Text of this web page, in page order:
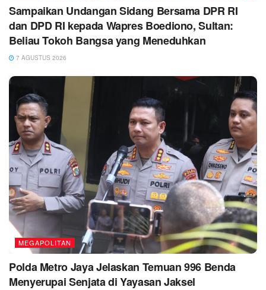
Sampaikan Undangan Sidang Bersama DPR RI
dan DPD RI kepada Wapres Boediono, Sultan:
Beliau Tokoh Bangsa yang Meneduhkan
7 AGUSTUS 2026
MEGAPOLITAN
Polda Metro Jaya Jelaskan Temuan 996 Benda
Menyerupai Senjata di Yayasan Jaksel